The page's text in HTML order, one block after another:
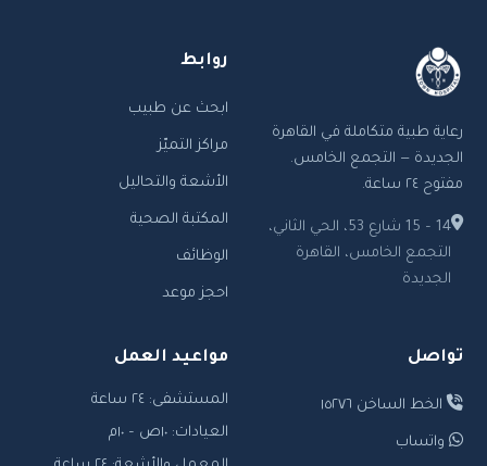
رعاية طبية متكاملة في القاهرة
الجديدة — التجمع الخامس.
مفتوح ٢٤ ساعة.
14 – 15 شارع 53، الحي الثاني،
التجمع الخامس، القاهرة
الجديدة
روابط
ابحث عن طبيب
مراكز التميّز
الأشعة والتحاليل
المكتبة الصحية
الوظائف
احجز موعد
تواصل
الخط الساخن ١٥٢٧٦
واتساب
مواعيد العمل
المستشفى: ٢٤ ساعة
العيادات: ١٠ص – ١٠م